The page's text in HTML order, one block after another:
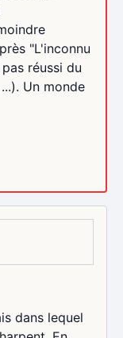
"L'inconnu
réussi du
Un monde
dans lequel